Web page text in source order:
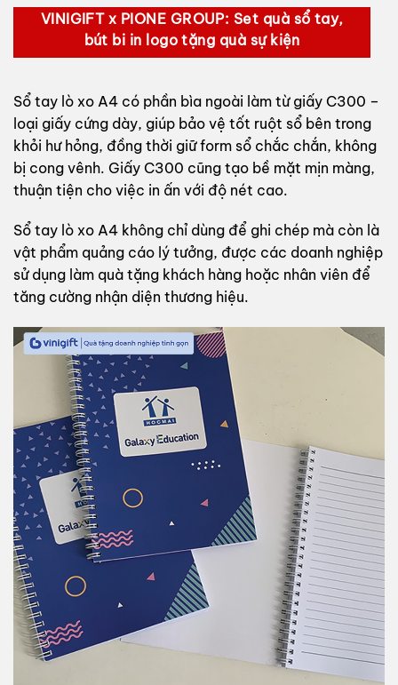
VINIGIFT x PIONE GROUP: Set quà sổ tay,
bút bi in logo tặng quà sự kiện
Sổ tay lò xo A4 có phần bìa ngoài làm từ giấy C300 –
loại giấy cứng dày, giúp bảo vệ tốt ruột sổ bên trong
khỏi hư hỏng, đồng thời giữ form sổ chắc chắn, không
bị cong vênh. Giấy C300 cũng tạo bề mặt mịn màng,
thuận tiện cho việc in ấn với độ nét cao.
Sổ tay lò xo A4 không chỉ dùng để ghi chép mà còn là
vật phẩm quảng cáo lý tưởng, được các doanh nghiệp
sử dụng làm quà tặng khách hàng hoặc nhân viên để
tăng cường nhận diện thương hiệu.